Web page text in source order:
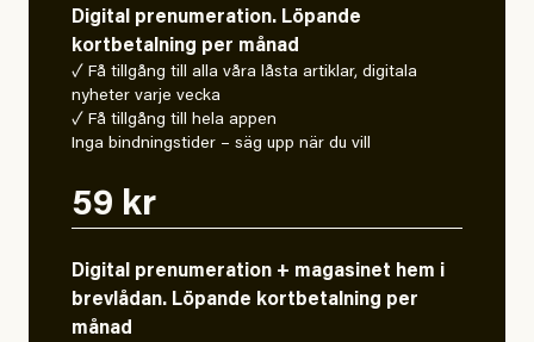
Digital prenumeration. Löpande
kortbetalning per månad
✓ Få tillgång till alla våra låsta artiklar, digitala
nyheter varje vecka
✓ Få tillgång till hela appen
Inga bindningstider – säg upp när du vill
59 kr
Digital prenumeration + magasinet hem i
brevlådan. Löpande kortbetalning per
månad